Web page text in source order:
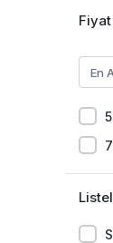
Fiyat